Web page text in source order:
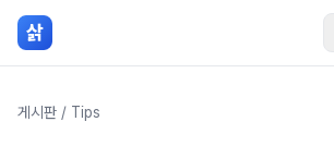
본문 바로가기
삵
게시판 / Tips